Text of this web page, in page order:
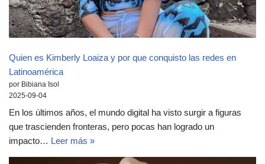
Quien es Kimberly Loaiza y por que conquisto las redes en
Latinoamérica
por Bibiana Isol
2025-09-04
En los últimos años, el mundo digital ha visto surgir a figuras
que trascienden fronteras, pero pocas han logrado un
impacto… Leer más »